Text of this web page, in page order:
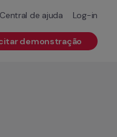
Central de ajuda Log-in
demonstração